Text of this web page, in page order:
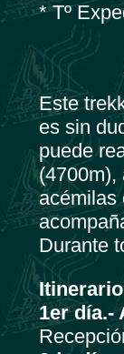
* Tº
Este
es sin
puede
(4700m),
acémilas
Durante
1er día.-